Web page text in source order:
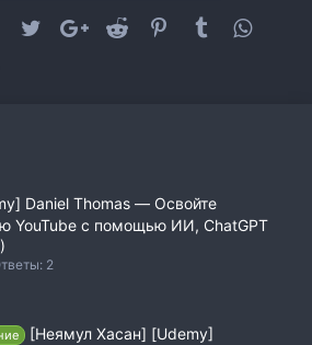
FacebookTwitterGoogle+Reddit PinterestTumblr
почта
Daniel Thomas ― Освойте
YouTube с помощью ИИ, ChatGPT
2
[Неямул Хасан] [Udemy]